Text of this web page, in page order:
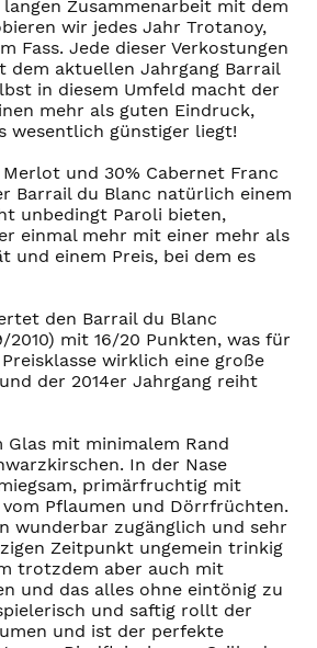
Zusammenarbeit mit dem
wir jedes Jahr Trotanoy,
Fass. Jede dieser Verkostungen
dem aktuellen Jahrgang Barrail
in diesem Umfeld macht der
mehr als guten Eindruck,
wesentlich günstiger liegt!
Merlot und 30% Cabernet Franc
Barrail du Blanc natürlich einem
unbedingt Paroli bieten,
einmal mehr mit einer mehr als
und einem Preis, bei dem es
den Barrail du Blanc
2010) mit 16/20 Punkten, was für
wirklich eine große
der 2014er Jahrgang reiht
mit minimalem Rand
In der Nase
primärfruchtig mit
Pflaumen und Dörrfrüchten.
wunderbar zugänglich und sehr
Zeitpunkt ungemein trinkig
trotzdem aber auch mit
und das alles ohne eintönig zu
und saftig rollt der
und ist der perfekte